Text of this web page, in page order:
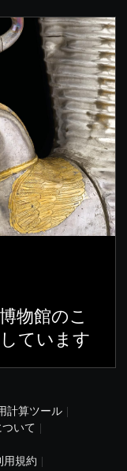
物館のこ
ています
計算ツール
いて
用規約